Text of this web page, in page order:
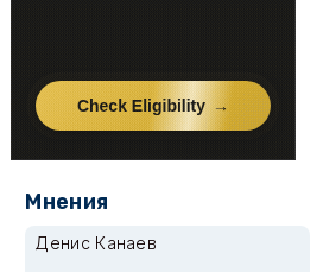
Мнения
Денис Канаев